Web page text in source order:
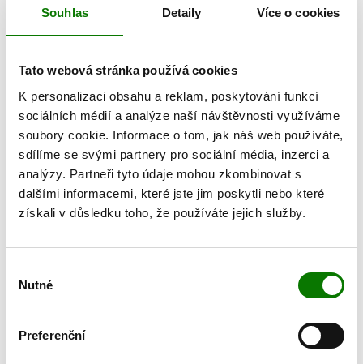
Souhlas Detaily Více o cookies
Tato webová stránka používá cookies
K personalizaci obsahu a reklam, poskytování funkcí
sociálních médií a analýze naší návštěvnosti využíváme
soubory cookie. Informace o tom, jak náš web používáte,
sdílíme se svými partnery pro sociální média, inzerci a
analýzy. Partneři tyto údaje mohou zkombinovat s
dalšími informacemi, které jste jim poskytli nebo které
získali v důsledku toho, že používáte jejich služby.
souhlasu
Nutné
Preferenční
setkání s paní Blankou Kusovou doplníme, jakmile to bude možné.
osamostatnilo, vedení obou společností však zůstává společné. A tak
Pro oslavy vzniklo speciální společné dvojjazyčné logo, které letos
vídáte například na obalech jubilejních produktů a kolekcí.
Nahlédněte do naší bohaté historie v těchto článcích:
Jubilejní ples
Justík kdysi a dnes
Jak putují produkty
Filantropie
> Podrobná časová přímka ukáže, jak jsme
rozšiřovali nabídku